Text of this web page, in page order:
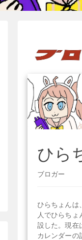
ひら
ブロガー
ひらちょんは
人でひらちょ
設した。現在
カレンダーの